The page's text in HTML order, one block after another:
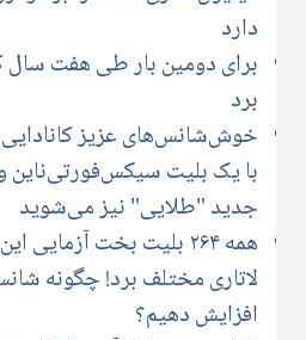
دارد
برای دومین بار طی هفت سال
برد
خوش‌شانس‌های عزیز
با یک بلیت سیکس‌فورتی‌ناین
جدید "طلایی" نیز می‌شوید
همه ۲۶۴ بلیت بخت آزمایی
لاتاری مختلف برد! چگونه
افزایش دهیم؟